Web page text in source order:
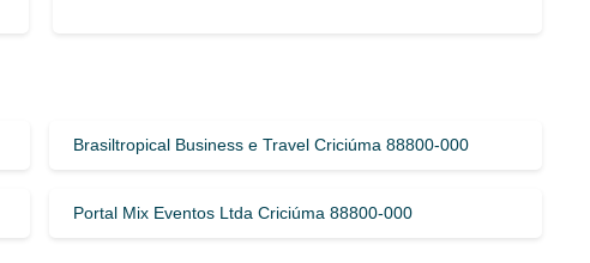
Brasiltropical Business e Travel Criciúma 88800-000
Portal Mix Eventos Ltda Criciúma 88800-000